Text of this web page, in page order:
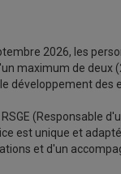
2026, les
maximum de deux
développement des
RSGE (Responsable
est unique et
et d'un